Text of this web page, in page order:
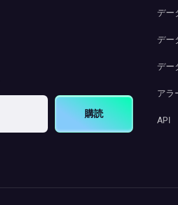
購読
デー
デー
デー
アラ
API